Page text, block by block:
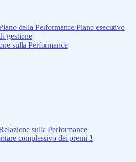
della Performance/Piano esecutivo
gestione
sulla Performance
sulla Performance
complessivo dei premi 3